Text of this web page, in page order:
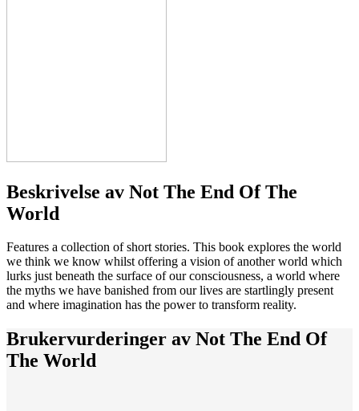
Beskrivelse av Not The End Of The
World
Features a collection of short stories. This book explores the world
we think we know whilst offering a vision of another world which
lurks just beneath the surface of our consciousness, a world where
the myths we have banished from our lives are startlingly present
and where imagination has the power to transform reality.
Brukervurderinger av Not The End Of
The World